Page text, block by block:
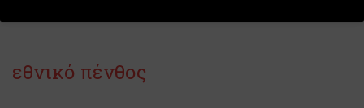
εθνικό πένθος